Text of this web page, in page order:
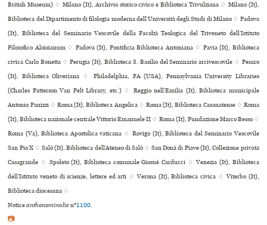
British Museum) ♢ Milano (It), Archivio sto­rico civico e Biblioteca Trivulziana ♢ Milano (It),
Biblioteca del Dipartimento di filologia moderna dell’Università degli Studi di Milano ♢ Padova
(It), Biblioteca del Seminario Vescovile della Facoltà Teologica del Triveneto dell’Istituto
Filosofico Aloisianum ♢ Padova (It), Pontificia Biblioteca Antoniana ♢ Pavia (It), Biblioteca
civica Carlo Bonetta ♢ Perugia (It), Biblioteca S. Basilio del Seminario arci­ves­co­vile ♢ Pesaro
(It), Biblioteca Oliveriana ♢ Philadelphia, PA (USA), Pennsylvania University Libraries
(Charles Patterson Van Pelt Library, etc.) ♢ Reggio nell’Emilia (It), Biblioteca muni­ci­pale
Antonio Panizzi ♢ Roma (It), Biblioteca Angelica ♢ Roma (It), Biblioteca Casanatense ♢ Roma
(It), Biblioteca nazio­nale cen­trale Vittorio Emanuele II ♢ Roma (It), Fundazione Marco Besso ♢
Roma (Va), Biblioteca Apostolica vaticana ♢ Rovigo (It), Biblioteca del Seminario Vescovile
San Pio X ♢ Salò (It), Biblioteca dell’Ateneo di Salò ♢ San Donà di Piave (It), Collezione privata
Casagrande ♢ Spoleto (It), Biblioteca comu­nale Giosuè Carducci ♢ Venezia (It), Biblioteca
dell’Istituto veneto di scienze, lettere ed arti ♢ Verona (It), Biblioteca civica ♢ Viterbo (It),
Biblioteca diocesana ♢
Noticeanthonominalien°1100.
📷